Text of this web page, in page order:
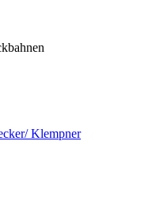
Klempner